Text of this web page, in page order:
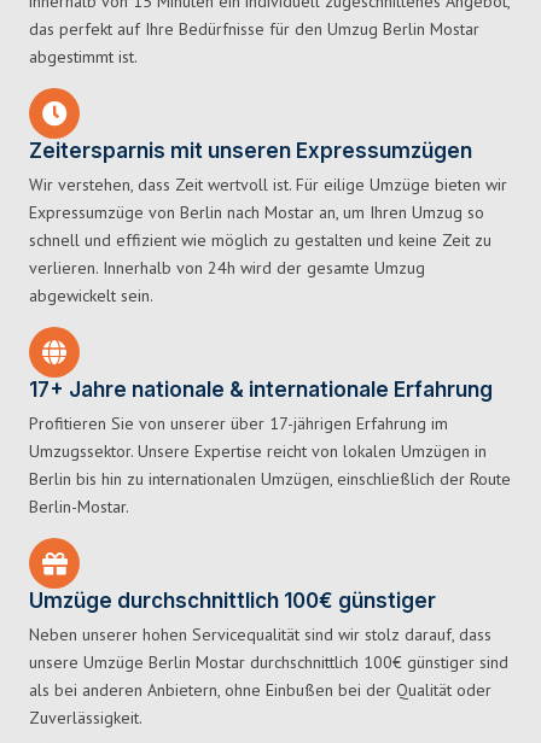
das perfekt auf Ihre Bedürfnisse für den Umzug Berlin Mostar
abgestimmt ist.
Zeitersparnis mit unseren Expressumzügen
Wir verstehen, dass Zeit wertvoll ist. Für eilige Umzüge bieten wir
Expressumzüge von Berlin nach Mostar an, um Ihren Umzug so
schnell und effizient wie möglich zu gestalten und keine Zeit zu
verlieren. Innerhalb von 24h wird der gesamte Umzug
abgewickelt sein.
17+ Jahre nationale & internationale Erfahrung
Profitieren Sie von unserer über 17-jährigen Erfahrung im
Umzugssektor. Unsere Expertise reicht von lokalen Umzügen in
Berlin bis hin zu internationalen Umzügen, einschließlich der Route
Berlin-Mostar.
Umzüge durchschnittlich 100€ günstiger
Neben unserer hohen Servicequalität sind wir stolz darauf, dass
unsere Umzüge Berlin Mostar durchschnittlich 100€ günstiger sind
als bei anderen Anbietern, ohne Einbußen bei der Qualität oder
Zuverlässigkeit.